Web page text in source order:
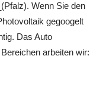
Wenn Sie den
gegoogelt
Das Auto
arbeiten wir: